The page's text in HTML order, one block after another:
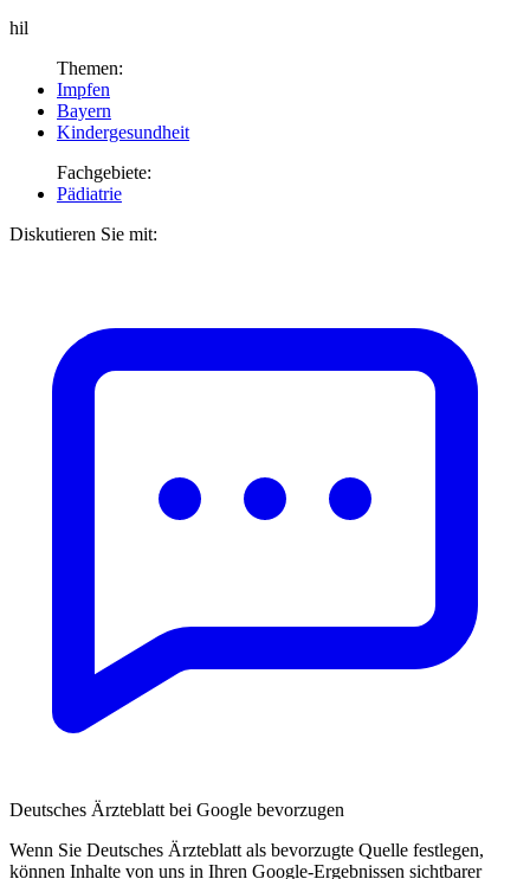
hil
Themen:
Impfen
Bayern
Kindergesundheit
Fachgebiete:
Pädiatrie
Diskutieren Sie mit:
Deutsches Ärzteblatt bei Google bevorzugen
Wenn Sie Deutsches Ärzteblatt als bevorzugte Quelle festlegen,
können Inhalte von uns in Ihren Google-Ergebnissen sichtbarer